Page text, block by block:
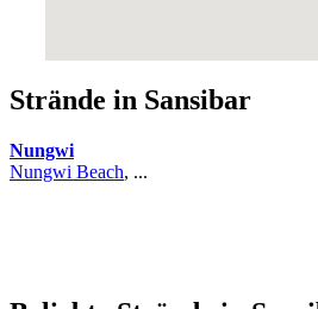
Strände in Sansibar
Nungwi
Nungwi Beach, ...